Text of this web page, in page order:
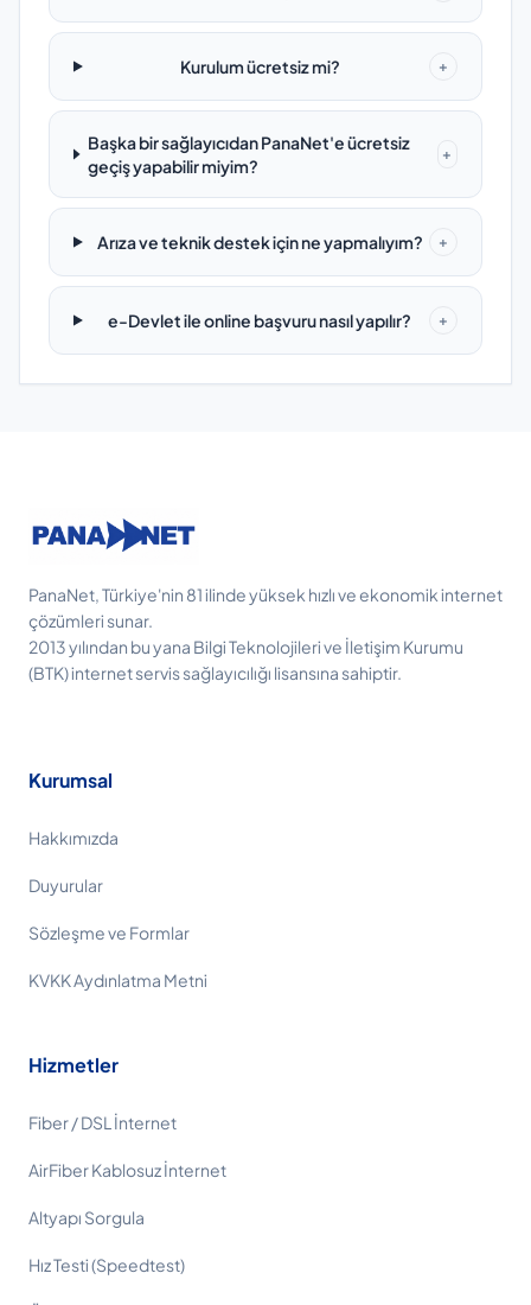
Kurulum ücretsiz mi? +
Başka bir sağlayıcıdan PanaNet'e ücretsiz
geçiş yapabilir miyim?
+
Arıza ve teknik destek için ne yapmalıyım? +
e-Devlet ile online başvuru nasıl yapılır? +
PanaNet, Türkiye'nin 81 ilinde yüksek hızlı ve ekonomik internet
çözümleri sunar.
2013 yılından bu yana Bilgi Teknolojileri ve İletişim Kurumu
(BTK) internet servis sağlayıcılığı lisansına sahiptir.
Kurumsal
Hakkımızda
Duyurular
Sözleşme ve Formlar
KVKK Aydınlatma Metni
Hizmetler
Fiber / DSL İnternet
AirFiber Kablosuz İnternet
Altyapı Sorgula
Hız Testi (Speedtest)